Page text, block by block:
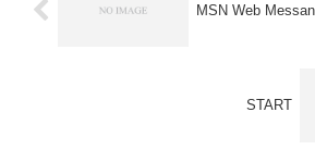
MSN Web
START